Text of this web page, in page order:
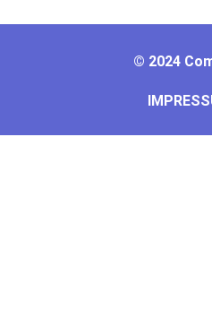
© 2024